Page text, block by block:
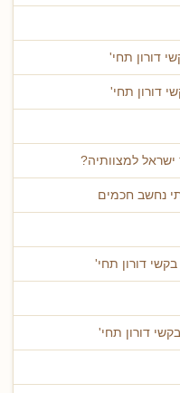
דורון תחי'
דורון תחי'
למצוותיה?
נחשב חכמים
דורון תחי'
דורון תחי'